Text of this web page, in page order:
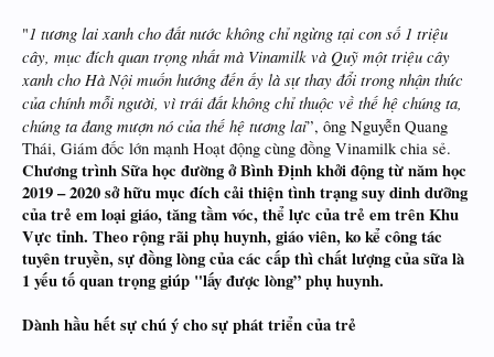
"1 tương lai xanh cho đất nước không chỉ ngừng tại con số 1 triệu
cây, mục đích quan trọng nhất mà Vinamilk và Quỹ một triệu cây
xanh cho Hà Nội muốn hướng đến ấy là sự thay đổi trong nhận thức
của chính mỗi người, vì trái đất không chỉ thuộc về thế hệ chúng ta,
chúng ta đang mượn nó của thế hệ tương lai”, ông Nguyễn Quang
Thái, Giám đốc lớn mạnh Hoạt động cùng đồng Vinamilk chia sẻ.
Chương trình Sữa học đường ở Bình Định khởi động từ năm học
2019 – 2020 sở hữu mục đích cải thiện tình trạng suy dinh dưỡng
của trẻ em loại giáo, tăng tầm vóc, thể lực của trẻ em trên Khu
Vực tỉnh. Theo rộng rãi phụ huynh, giáo viên, ko kể công tác
tuyên truyền, sự đồng lòng của các cấp thì chất lượng của sữa là
1 yếu tố quan trọng giúp "lấy được lòng” phụ huynh.
Dành hầu hết sự chú ý cho sự phát triển của trẻ